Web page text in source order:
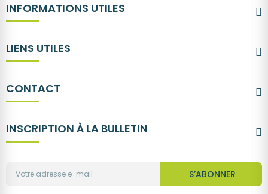
INFORMATIONS UTILES
LIENS UTILES
CONTACT
INSCRIPTION À LA BULLETIN
S’ABONNER